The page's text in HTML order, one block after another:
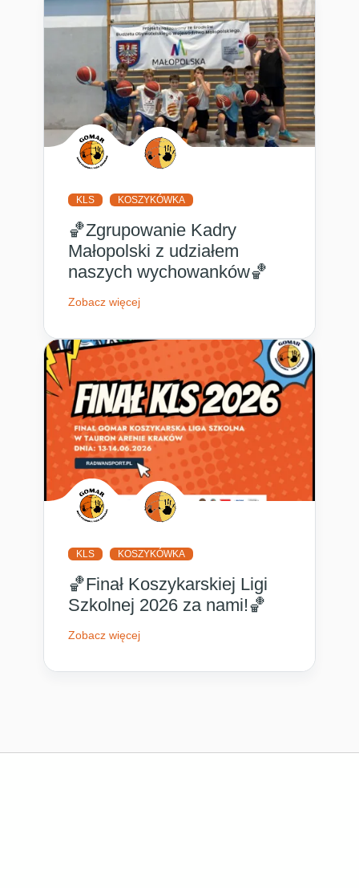
KLS KOSZYKÓWKA
🏀Zgrupowanie Kadry
Małopolski z udziałem
naszych wychowanków🏀
Zobacz więcej
KLS KOSZYKÓWKA
🏀Finał Koszykarskiej Ligi
Szkolnej 2026 za nami!🏀
Zobacz więcej